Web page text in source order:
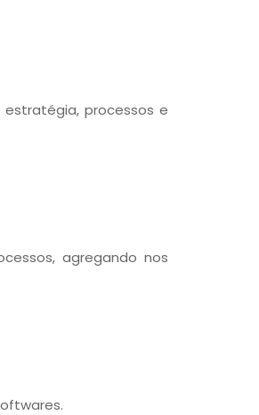
processos e
agregando nos